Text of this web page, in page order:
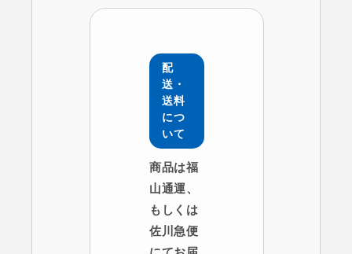
配
送・
送料
につ
いて
商品は福
山通運、
もしくは
佐川急便